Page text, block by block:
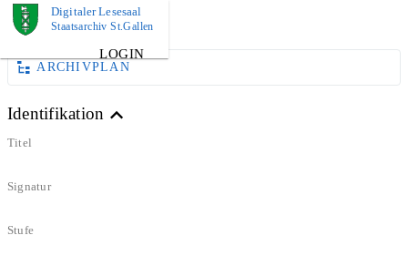
Digitaler Lesesaal
Staatsarchiv St.Gallen
LOGIN
DOKUMENT
ARCHIVPLAN
Identifikation
Titel
Signatur
Stufe